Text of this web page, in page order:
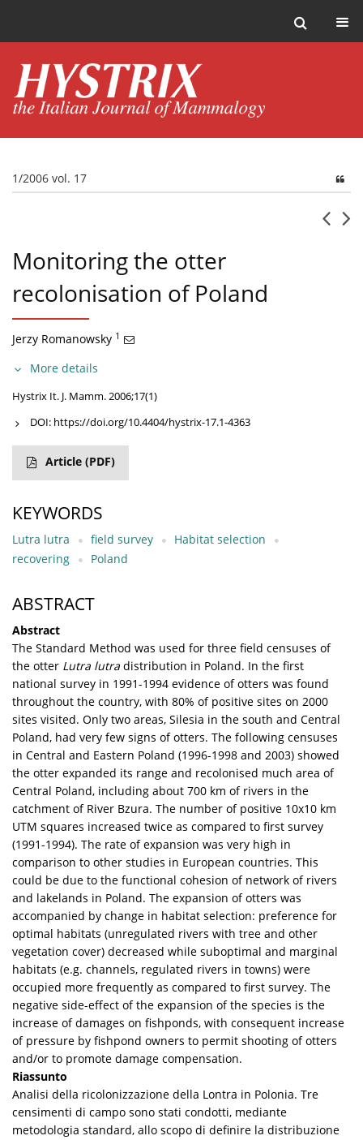
1/2006 vol. 17
Monitoring the otter
recolonisation of Poland
Jerzy Romanowsky 1
More details
Hystrix It. J. Mamm. 2006;17(1)
DOI: https://doi.org/10.4404/hystrix-17.1-4363
Article (PDF)
KEYWORDS
Lutra lutra field survey
Habitat selection
recovering
Poland
ABSTRACT
Abstract
The Standard Method was used for three field censuses of
the otter Lutra lutra distribution in Poland. In the first
national survey in 1991-1994 evidence of otters was found
throughout the country, with 80% of positive sites on 2000
sites visited. Only two areas, Silesia in the south and Central
Poland, had very few signs of otters. The following censuses
in Central and Eastern Poland (1996-1998 and 2003) showed
the otter expanded its range and recolonised much area of
Central Poland, including about 700 km of rivers in the
catchment of River Bzura. The number of positive 10x10 km
UTM squares increased twice as compared to first survey
(1991-1994). The rate of expansion was very high in
comparison to other studies in European countries. This
could be due to the functional cohesion of network of rivers
and lakelands in Poland. The expansion of otters was
accompanied by change in habitat selection: preference for
optimal habitats (unregulated rivers with tree and other
vegetation cover) decreased while suboptimal and marginal
habitats (e.g. channels, regulated rivers in towns) were
occupied more frequently as compared to first survey. The
negative side-effect of the expansion of the species is the
increase of damages on fishponds, with consequent increase
of pressure by fishpond owners to permit shooting of otters
and/or to promote damage compensation.
Riassunto
Analisi della ricolonizzazione della Lontra in Polonia. Tre
censimenti di campo sono stati condotti, mediante
metodologia standard, allo scopo di definire la distribuzione